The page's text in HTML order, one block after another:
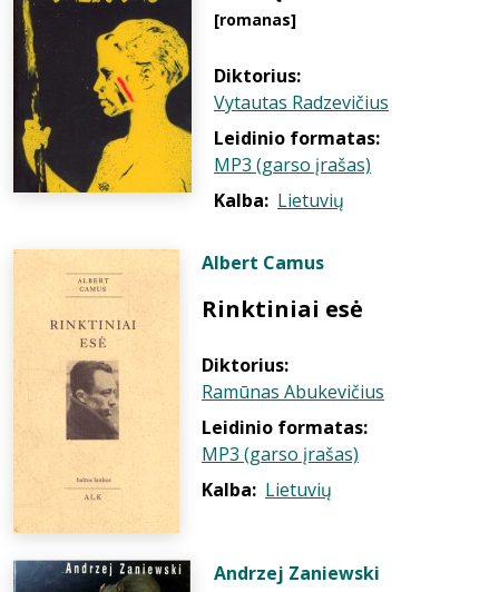
[romanas]
Diktorius:
Vytautas Radzevičius
Leidinio formatas:
MP3 (garso įrašas)
Kalba: Lietuvių
Albert Camus
Rinktiniai esė
Diktorius:
Ramūnas Abukevičius
Leidinio formatas:
MP3 (garso įrašas)
Kalba: Lietuvių
Andrzej Zaniewski